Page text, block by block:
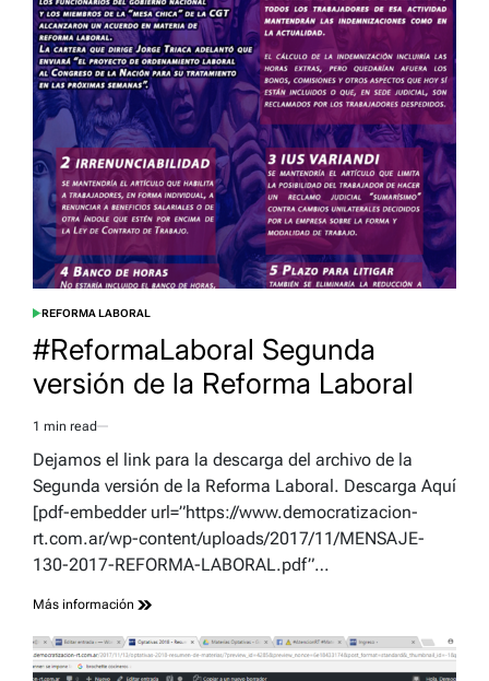
POSTED
REFORMA LABORAL
#ReformaLaboral Segunda
versión de la Reforma Laboral
Estimated
read
time
1 min read
Dejamos el link para la descarga del archivo de la
Segunda versión de la Reforma Laboral. Descarga Aquí
[pdf-embedder url=”https://www.democratizacion-
rt.com.ar/wp-content/uploads/2017/11/MENSAJE-
130-2017-REFORMA-LABORAL.pdf”…
Más información